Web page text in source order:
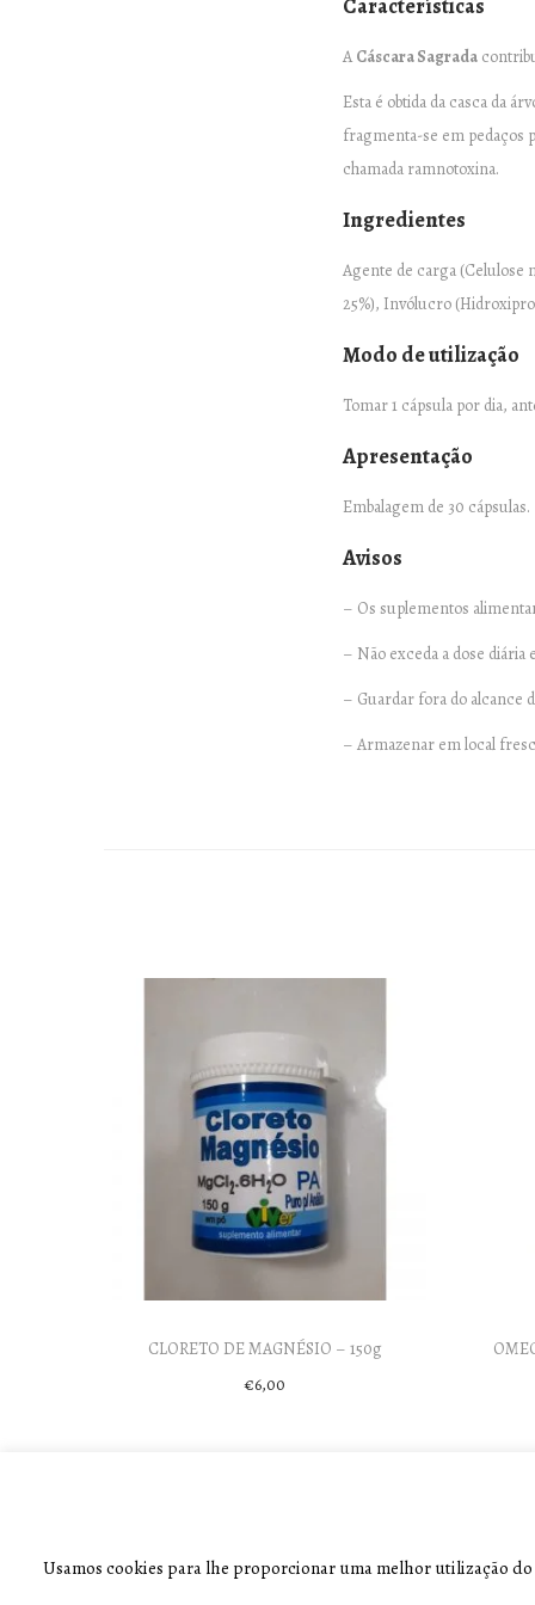
Características
A Cáscara Sagrada
Esta é obtida da casca da
fragmenta-se em pedaços
chamada ramnotoxina.
Ingredientes
Agente de carga (Celulose
25%), Invólucro
Modo de utilização
Tomar 1 cápsula por dia,
Apresentação
Embalagem de 30 cápsulas.
Avisos
– Os suplementos
– Não exceda a dose
– Guardar fora do alcance
– Armazenar em local
CLORETO DE MAGNÉSIO – 150g
€6,00
Usamos cookies para lhe proporcionar uma melhor utilização